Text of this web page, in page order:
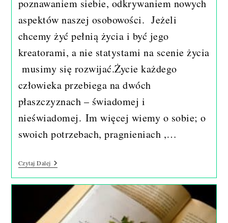
poznawaniem siebie, odkrywaniem nowych
aspektów naszej osobowości. Jeżeli
chcemy żyć pełnią życia i być jego
kreatorami, a nie statystami na scenie życia
musimy się rozwijać.Życie każdego
człowieka przebiega na dwóch
płaszczyznach – świadomej i
nieświadomej. Im więcej wiemy o sobie; o
swoich potrzebach, pragnieniach ,…
Czytaj DalejOswoić
Cień.